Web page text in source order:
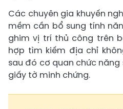
Các chuyên gia khuyến
mềm cần bổ sung tính
ghim vị trí thủ công trên
hợp tìm kiếm địa chỉ
sau đó cơ quan chức
giấy tờ minh chứng.